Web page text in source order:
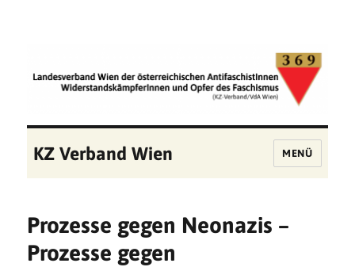
KZ Verband Wien MENÜ
Prozesse gegen Neonazis –
Prozesse gegen